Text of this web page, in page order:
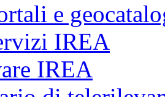
e
IREA
IREA